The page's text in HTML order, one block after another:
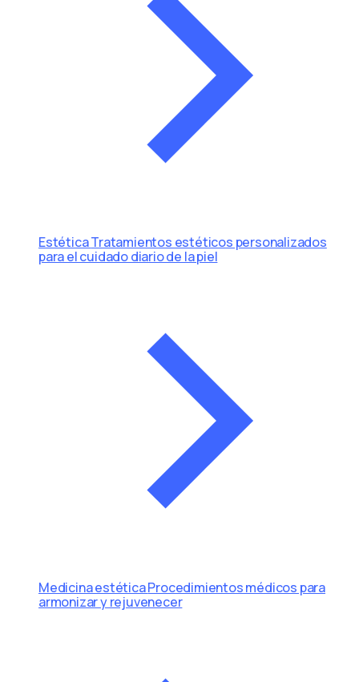
EstéticaTratamientos estéticos personalizados
para el cuidado diario de la piel
Medicina estéticaProcedimientos médicos para
armonizar y rejuvenecer